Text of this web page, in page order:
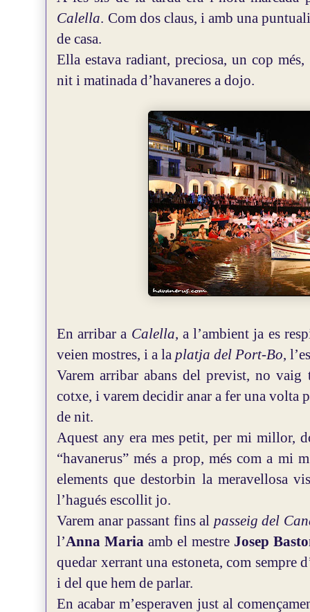
Calella. Com dos claus, i amb una
de casa.
Ella estava radiant, preciosa, un cop
nit i matinada d’havaneres a dojo.
En arribar a Calella, a l’ambient ja es
veien mostres, i a la platja del Port-Bo,
Varem arribar abans del previst, no
cotxe, i varem decidir anar a fer una volta
de nit.
Aquest any era mes petit, per mi millor,
“havanerus” més a prop, més com a mi
elements que destorbin la meravellosa
l’hagués escollit jo.
Varem anar passant fins al passeig del
l’Anna Maria amb el mestre Josep
quedar xerrant una estoneta, com sempre
i del que hem de parlar.
En acabar m’esperaven just al